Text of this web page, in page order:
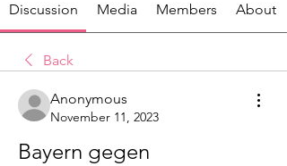
Discussion Media Members About
Back
Anonymous
November 11, 2023
Bayern gegen